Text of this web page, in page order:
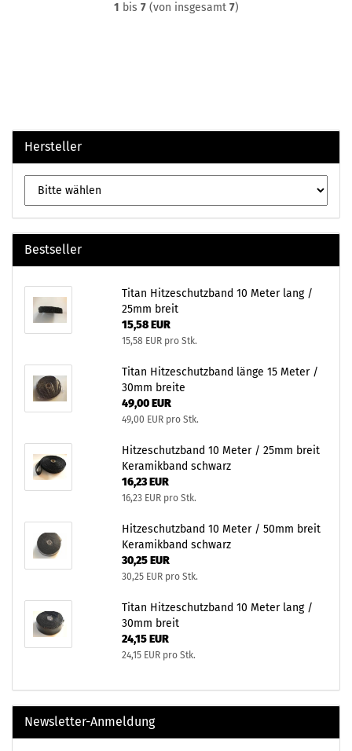
1 bis 7(von insgesamt 7)
Hersteller
Bestseller
Titan Hitzeschutzband 10 Meter lang /
25mm breit
15,58 EUR
15,58 EUR pro Stk.
Titan Hitzeschutzband länge 15 Meter /
30mm breite
49,00 EUR
49,00 EUR pro Stk.
Hitzeschutzband 10 Meter / 25mm breit
Keramikband schwarz
16,23 EUR
16,23 EUR pro Stk.
Hitzeschutzband 10 Meter / 50mm breit
Keramikband schwarz
30,25 EUR
30,25 EUR pro Stk.
Titan Hitzeschutzband 10 Meter lang /
30mm breit
24,15 EUR
24,15 EUR pro Stk.
Newsletter-Anmeldung